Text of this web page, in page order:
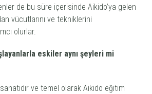
de bu süre içerisinde Aikido’ya gelen
vücutlarını ve tekniklerini
olurlar.
eskiler aynı şeyleri mi
ve temel olarak Aikido eğitim